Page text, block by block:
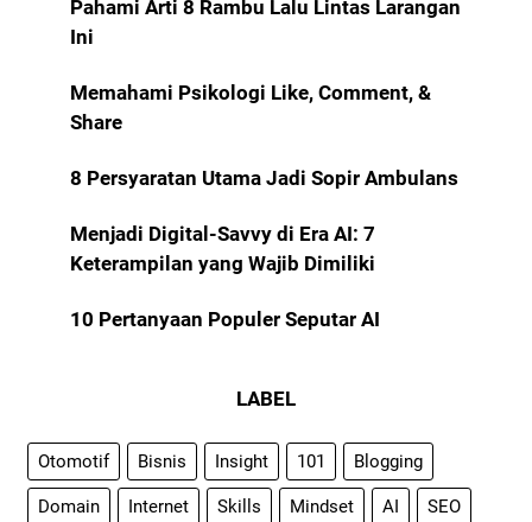
Pahami Arti 8 Rambu Lalu Lintas Larangan
Ini
Memahami Psikologi Like, Comment, &
Share
8 Persyaratan Utama Jadi Sopir Ambulans
Menjadi Digital-Savvy di Era AI: 7
Keterampilan yang Wajib Dimiliki
10 Pertanyaan Populer Seputar AI
LABEL
Otomotif Bisnis Insight 101 Blogging
Domain Internet Skills Mindset AI SEO